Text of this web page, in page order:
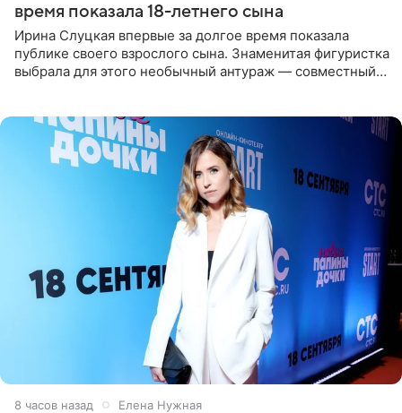
время показала 18-летнего сына
Ирина Слуцкая впервые за долгое время показала
публике своего взрослого сына. Знаменитая фигуристка
выбрала для этого необычный антураж — совместный
8 часов назад Елена Нужная